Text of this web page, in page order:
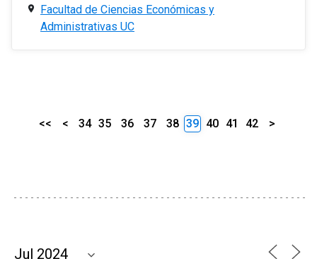
Facultad de Ciencias Económicas y
Administrativas UC
<< < 34 35 36 37 38 39 40 41 42 >